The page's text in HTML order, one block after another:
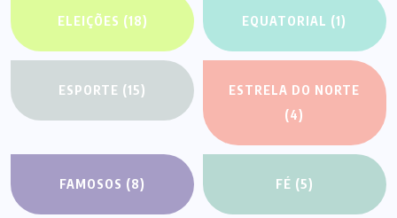
ELEIÇÕES (18) EQUATORIAL (1)
ESPORTE (15)
ESTRELA DO NORTE
(4)
FAMOSOS (8) FÉ (5)